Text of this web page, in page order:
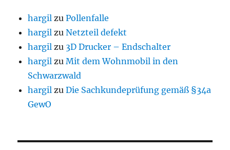
hargil zuPollenfalle
hargil zuNetzteil defekt
hargil zu 3D Drucker – Endschalter
hargil zuMit dem Wohnmobil in den
Schwarzwald
hargil zuDie Sachkundeprüfung gemäß §34a
GewO